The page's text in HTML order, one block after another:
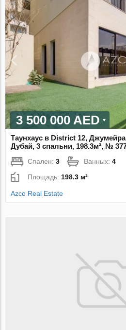
3 500 000 AED
Таунхаус в District 12,
Дубай, 3 спальни, 198.3м², №
Спален:3 Ванных:4
Площадь: 198.3 м²
Azco Real Estate